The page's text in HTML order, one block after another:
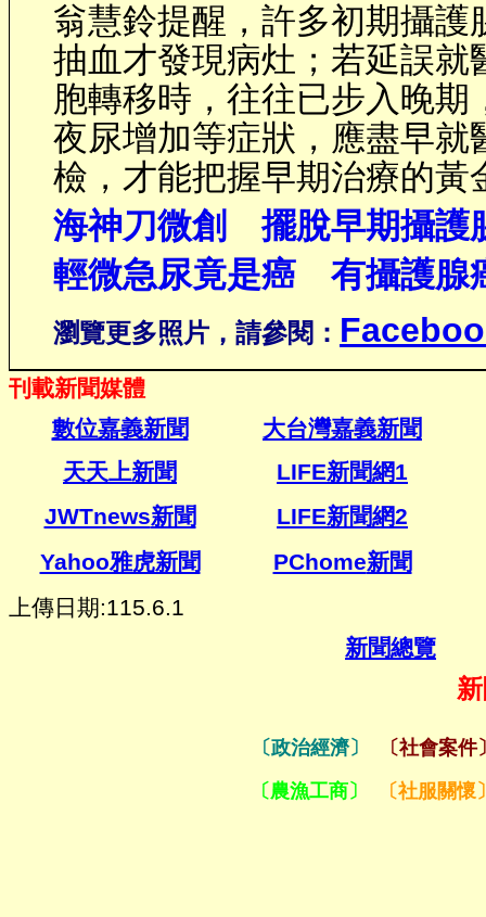
翁慧鈴提醒，許多初期攝
抽血才發現病灶；若延誤
胞轉移時，往往已步入晚
夜尿增加等症狀，應盡早
檢，才能把握早期治療的黃
海神刀微創 擺脫早期攝護
輕微急尿竟是癌 有攝護腺
瀏覽更多照片，請參閱：
刊載新聞媒體
數位嘉義新聞
大台灣嘉義新聞
天天上新聞
LIFE新聞網1
JWTnews新聞
LIFE新聞網2
Yahoo雅虎新聞
PChome新聞
上傳日期:115.6.1
新聞總覽
〔政治經濟〕
〔社會案件
〔農漁工商〕
〔社服關懷